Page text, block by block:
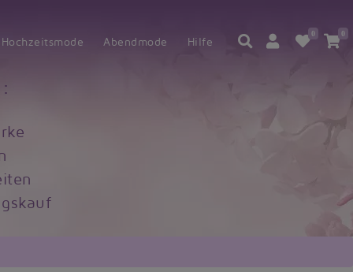
Hochzeitsmode Abendmode Hilfe
0 0